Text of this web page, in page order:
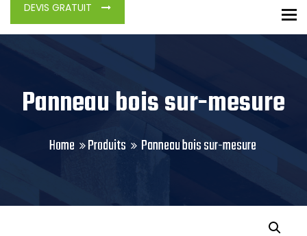
DEVIS GRATUIT
Panneau bois sur-mesure
Home Produits Panneau bois sur-mesure